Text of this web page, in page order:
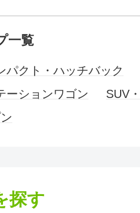
一覧
パクト・ハッチバック
ーションワゴン
SUV
探す